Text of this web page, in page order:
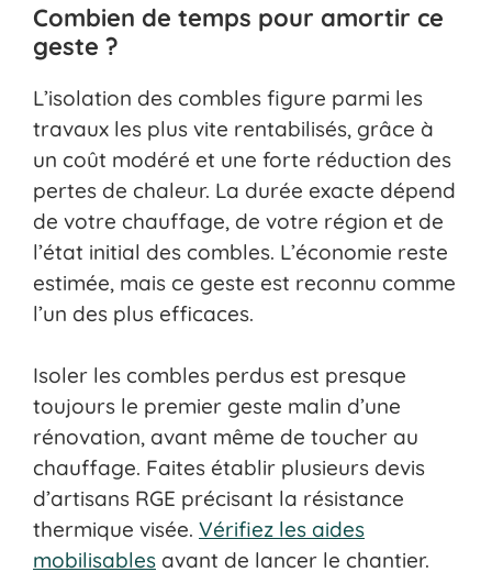
Combien de temps pour amortir ce
geste ?
L’isolation des combles figure parmi les
travaux les plus vite rentabilisés, grâce à
un coût modéré et une forte réduction des
pertes de chaleur. La durée exacte dépend
de votre chauffage, de votre région et de
l’état initial des combles. L’économie reste
estimée, mais ce geste est reconnu comme
l’un des plus efficaces.
Isoler les combles perdus est presque
toujours le premier geste malin d’une
rénovation, avant même de toucher au
chauffage. Faites établir plusieurs devis
d’artisans RGE précisant la résistance
thermique visée. Vérifiez les aides
mobilisables avant de lancer le chantier.